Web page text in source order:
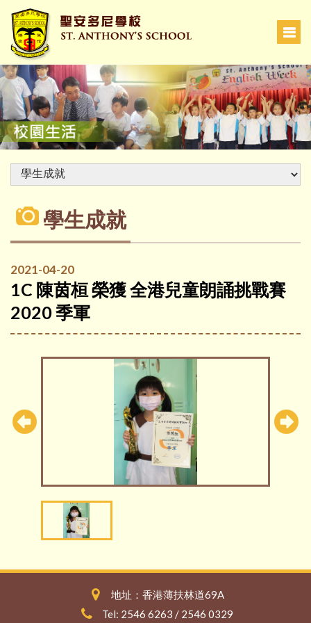
學生成就
2021-04-20
1C 陳茵桓 榮獲 全港兒童朗誦挑戰賽
2020 季軍
地址：香港薄扶林道69A
Tel: 2546 6263 / 2546 0329